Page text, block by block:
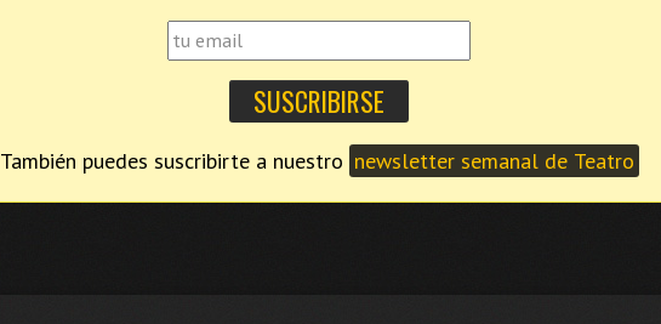
También puedes suscribirte a nuestro newsletter semanal de Teatro